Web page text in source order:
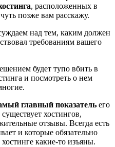
, расположенных в
позже вам расскажу.
над тем, каким должен
требованиям вашего
будет тупо вбить в
и посмотреть о нем
главный показатель его
хостингов,
отзывы. Всегда есть
и которые обязательно
какие-то изъяны.